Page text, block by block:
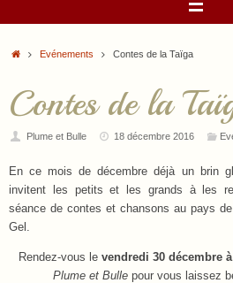
AccueilEvénements Contes de la Taïga
Contes de la
Plume et Bulle 18 décembre 2016
En ce mois de décembre déjà un brin
invitent les petits et les grands à les
séance de contes et chansons au pays
Gel.
Rendez-vous le vendredi 30 décembre
Plume et Bullepour vous laissez